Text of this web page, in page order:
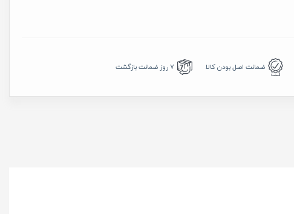
ضمانت اصل بودن کالا 7 روز ضمانت بازگشت